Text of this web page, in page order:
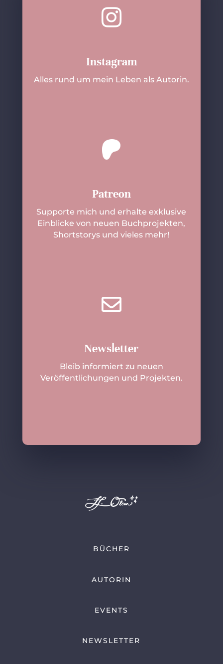

Instagram
Alles rund um mein Leben als Autorin.
Patreon
Supporte mich und erhalte exklusive
Einblicke von neuen Buchprojekten,
Shortstorys und vieles mehr!

Newsletter
Bleib informiert zu neuen
Veröffentlichungen und Projekten.
BÜCHER
AUTORIN
EVENTS
NEWSLETTER